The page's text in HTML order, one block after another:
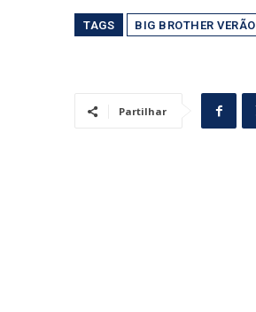
TAGS BIG BROTHER VERÃO
Partilhar